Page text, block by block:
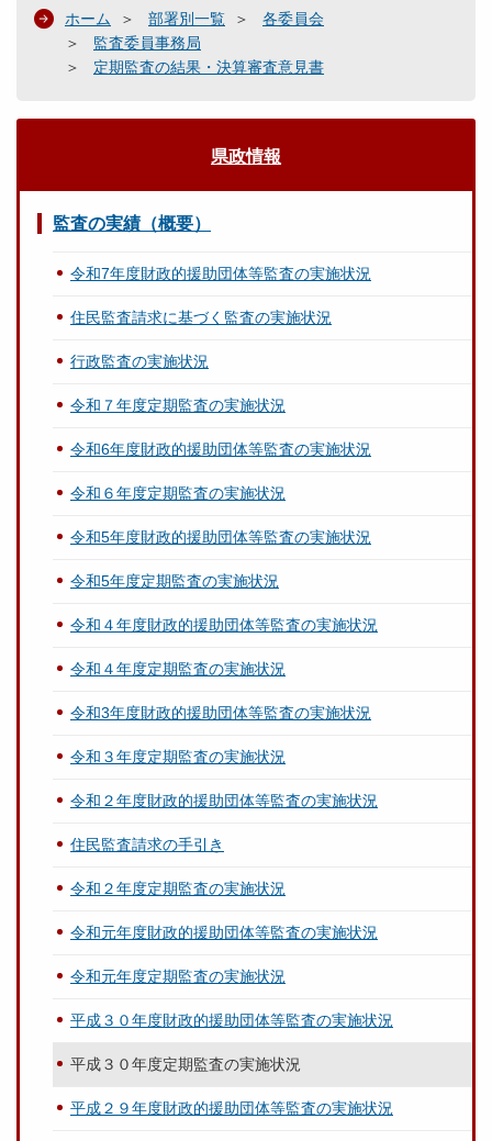
ホーム 部署別一覧
各委員会
監査委員事務局
定期監査の結果・決算審査意見書
県政情報
監査の実績（概要）
令和7年度財政的援助団体等監査の実施状況
住民監査請求に基づく監査の実施状況
行政監査の実施状況
令和７年度定期監査の実施状況
令和6年度財政的援助団体等監査の実施状況
令和６年度定期監査の実施状況
令和5年度財政的援助団体等監査の実施状況
令和5年度定期監査の実施状況
令和４年度財政的援助団体等監査の実施状況
令和４年度定期監査の実施状況
令和3年度財政的援助団体等監査の実施状況
令和３年度定期監査の実施状況
令和２年度財政的援助団体等監査の実施状況
住民監査請求の手引き
令和２年度定期監査の実施状況
令和元年度財政的援助団体等監査の実施状況
令和元年度定期監査の実施状況
平成３０年度財政的援助団体等監査の実施状況
平成３０年度定期監査の実施状況
平成２９年度財政的援助団体等監査の実施状況